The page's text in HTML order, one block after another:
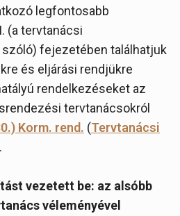
legfontosabb
(a tervtanácsi
fejezetében találhatjuk
és eljárási rendjükre
rendelkezéseket az
tervtanácsokról
Korm. rend. (Tervtanácsi
vezetett be: az alsóbb
véleményével